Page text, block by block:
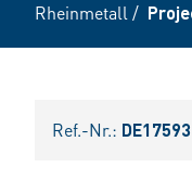
Rheinmetall /
Ref.-Nr.: DE17593